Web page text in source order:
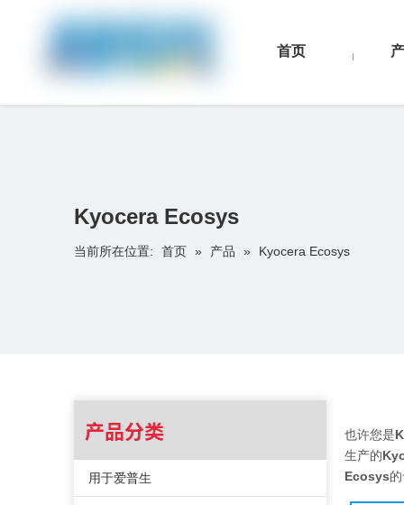
首页
Kyocera Ecosys
当前所在位置: 首页 » 产品 » Kyocera Ecosys
产品分类
用于爱普生
也许您是
生产的
Ecosys